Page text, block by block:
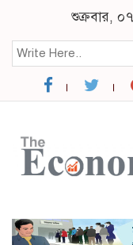
শুক্রবার,